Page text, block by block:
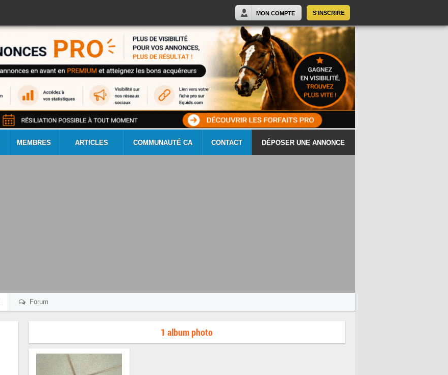
S'INSCRIRE
MON COMPTE
MEMBRES ARTICLES COMMUNAUTÉ CA CONTACT DÉPOSER UNE ANNONCE
Forum
1 album photo